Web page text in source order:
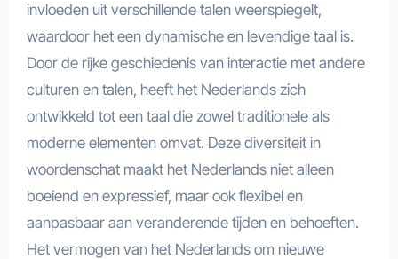
invloeden uit verschillende talen weerspiegelt,
waardoor het een dynamische en levendige taal is.
Door de rijke geschiedenis van interactie met andere
culturen en talen, heeft het Nederlands zich
ontwikkeld tot een taal die zowel traditionele als
moderne elementen omvat. Deze diversiteit in
woordenschat maakt het Nederlands niet alleen
boeiend en expressief, maar ook flexibel en
aanpasbaar aan veranderende tijden en behoeften.
Het vermogen van het Nederlands om nieuwe